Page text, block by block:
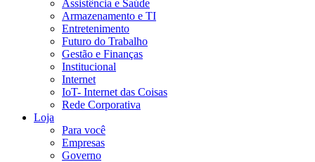
Assistência e Saúde
Armazenamento e TI
Entretenimento
Futuro do Trabalho
Gestão e Finanças
Institucional
Internet
IoT- Internet das Coisas
Rede Corporativa
Loja
Para você
Empresas
Governo